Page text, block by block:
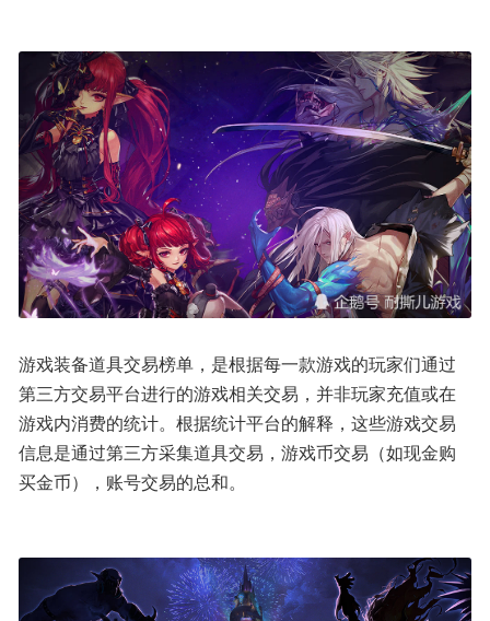
游戏装备道具交易榜单，是根据每一款游戏的玩家们通过
第三方交易平台进行的游戏相关交易，并非玩家充值或在
游戏内消费的统计。根据统计平台的解释，这些游戏交易
信息是通过第三方采集道具交易，游戏币交易（如现金购
买金币），账号交易的总和。